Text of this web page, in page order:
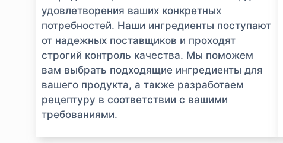
удовлетворения ваших конкретных
потребностей. Наши ингредиенты поступают
от надежных поставщиков и проходят
строгий контроль качества. Мы поможем
вам выбрать подходящие ингредиенты для
вашего продукта, а также разработаем
рецептуру в соответствии с вашими
требованиями.